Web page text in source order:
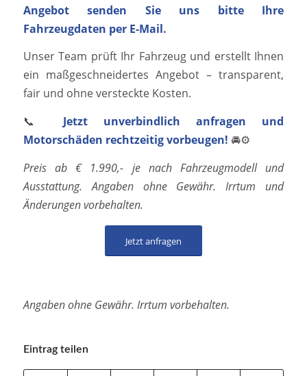
Angebot senden Sie uns bitte Ihre
Fahrzeugdaten per E-Mail.
Unser Team prüft Ihr Fahrzeug und erstellt Ihnen
ein maßgeschneidertes Angebot – transparent,
fair und ohne versteckte Kosten.
📞 Jetzt unverbindlich anfragen und
Motorschäden rechtzeitig vorbeugen! 🚘⚙️
Preis ab € 1.990,- je nach Fahrzeugmodell und
Ausstattung. Angaben ohne Gewähr. Irrtum und
Änderungen vorbehalten.
Jetzt anfragen
Angaben ohne Gewähr. Irrtum vorbehalten.
Eintrag teilen